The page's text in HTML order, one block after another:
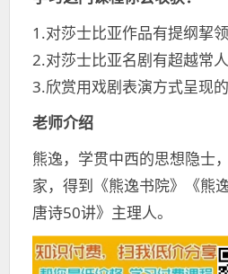
1.对莎士比亚作品有提纲挈
2.对莎士比亚名剧有超越常
3.欣赏用戏剧表演方式呈现
老师介绍
熊逸，学贯中西的思想隐士
家，得到《熊逸书院》《熊
唐诗50讲》主理人。